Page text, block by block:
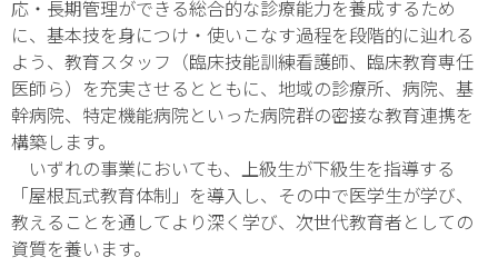
応・長期管理ができる総合的な診療能力を養成するため
に、基本技を身につけ・使いこなす過程を段階的に辿れる
よう、教育スタッフ（臨床技能訓練看護師、臨床教育専任
医師ら）を充実させるとともに、地域の診療所、病院、基
幹病院、特定機能病院といった病院群の密接な教育連携を
構築します。
いずれの事業においても、上級生が下級生を指導する
「屋根瓦式教育体制」を導入し、その中で医学生が学び、
教えることを通してより深く学び、次世代教育者としての
資質を養います。